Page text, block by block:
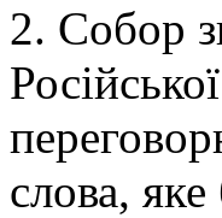
2. Собор
слова,